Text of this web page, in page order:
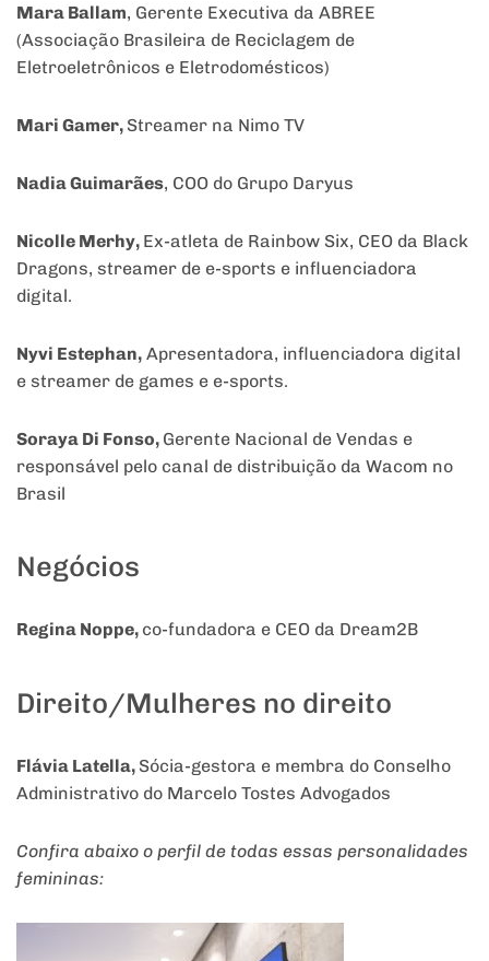
Mara Ballam, Gerente Executiva da ABREE
(Associação Brasileira de Reciclagem de
Eletroeletrônicos e Eletrodomésticos)
Mari Gamer, Streamer na Nimo TV
Nadia Guimarães, COO do Grupo Daryus
Nicolle Merhy, Ex-atleta de Rainbow Six, CEO da Black
Dragons, streamer de e-sports e influenciadora
digital.
Nyvi Estephan, Apresentadora, influenciadora digital
e streamer de games e e-sports.
Soraya Di Fonso, Gerente Nacional de Vendas e
responsável pelo canal de distribuição da Wacom no
Brasil
Negócios
Regina Noppe, co-fundadora e CEO da Dream2B
Direito/Mulheres no direito
Flávia Latella, Sócia-gestora e membra do Conselho
Administrativo do Marcelo Tostes Advogados
Confira abaixo o perfil de todas essas personalidades
femininas: